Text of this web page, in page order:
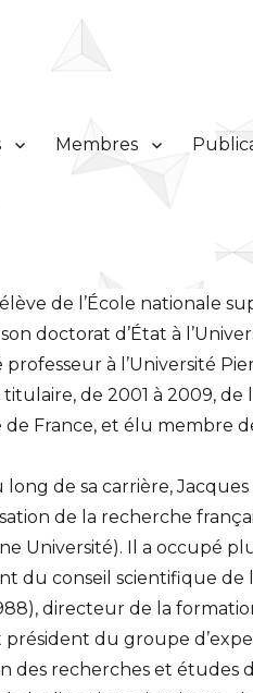
Membres
de l’École nationale
doctorat d’État à
professeur à l’Université
de 2001 à 2009, de
France, et élu membre
long de sa carrière,
de la recherche
Université). Il a occupé
du conseil scientifique de
directeur de la
président du groupe
des recherches et études